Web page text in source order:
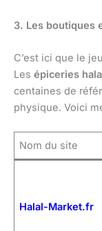
3. Les boutiques
C’est ici que le
Les épiceries
centaines de
physique. Voici
Nom du site
Halal-Market.fr